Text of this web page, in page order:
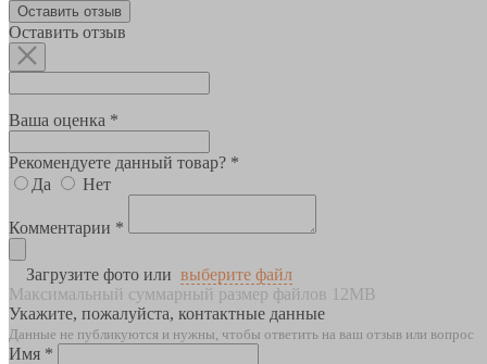
Оставить отзыв
Оставить отзыв
Ваша оценка *
Рекомендуете данный товар? *
Да
Нет
Комментарии *
Загрузите фото или выберите файл
Максимальный суммарный размер файлов 12MB
Укажите, пожалуйста, контактные данные
Данные не публикуются и нужны, чтобы ответить на ваш отзыв или вопрос
Имя *